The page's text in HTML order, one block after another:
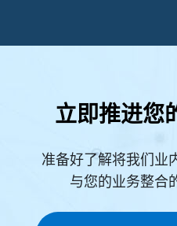
立即推进您
准备好了解将我们业
与您的业务整合